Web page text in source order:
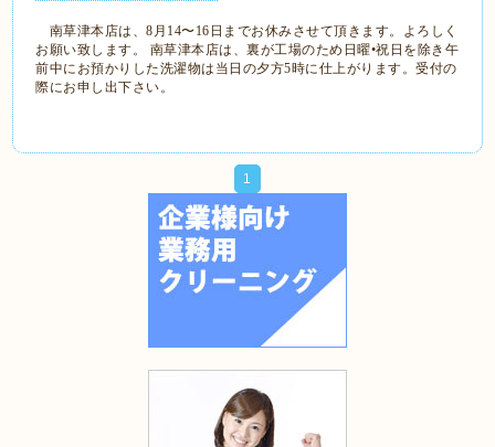
南草津本店は、8月14〜16日までお休みさせて頂きます。よろしく
お願い致します。 南草津本店は、裏が工場のため日曜•祝日を除き午
前中にお預かりした洗濯物は当日の夕方5時に仕上がります。受付の
際にお申し出下さい。
1